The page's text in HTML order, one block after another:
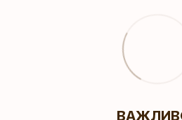
ВАЖЛИВО